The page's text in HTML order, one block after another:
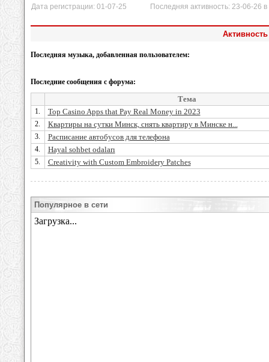
Дата регистрации: 01-07-25 Последняя активность: 23-06-26 в
Последняя музыка, добавленная пользователем:
Последние сообщения с форума:
Тема
1. Top Casino Apps that Pay Real Money in 2023
2. Квартиры на сутки Минск, снять квартиру в Минске н...
3. Расписание автобусов для телефона
4. Hayal sohbet odaları
5. Creativity with Custom Embroidery Patches
Популярное в сети